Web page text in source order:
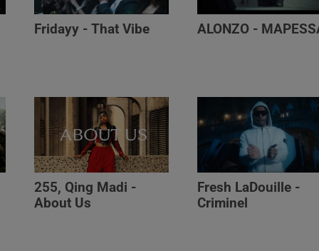
Fridayy - That Vibe ALONZO -
255, Qing Madi -
About Us
Fresh LaDouille -
Criminel